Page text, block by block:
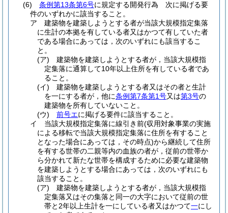
(6)
条例第13条第6号に規定する開発行為 次に掲げる要
件のいずれかに該当すること。
ア
建築物を建築しようとする者が当該大規模指定集落
に生計の本拠を有している者又はかつて有していた者
である場合にあっては，次のいずれにも該当するこ
と。
(ア)
建築物を建築しようとする者が，当該大規模指
定集落に通算して10年以上住所を有している者であ
ること。
(イ)
建築物を建築しようとする者又はその者と生計
を一にする者が，他に条例第7条第1号又は第3号の
建築物を所有していないこと。
(ウ)
前号エに掲げる要件に該当すること。
イ
当該大規模指定集落に線引き前(収用対象事業の実施
による移転で当該大規模指定集落に住所を有すること
となった場合にあっては，その時点)から継続して住所
を有する世帯の二親等内の血族の者が，従前の世帯か
ら分かれて新たな世帯を構成するために必要な建築物
を建築しようとする場合にあっては，次のいずれにも
該当すること。
(ア)
建築物を建築しようとする者が，当該大規模指
定集落又はその集落と同一の大字において従前の世
帯と2年以上生計を一にしている者又はかつて一にし